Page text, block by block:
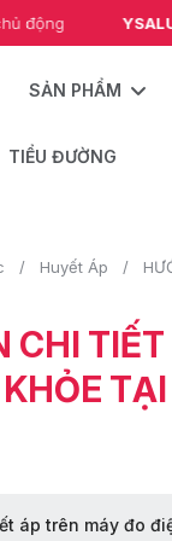
YSALUS Chăm
SẢN PHẨM
TIỂU ĐƯỜNG
Huyết Áp
CHI
áp trên máy đo